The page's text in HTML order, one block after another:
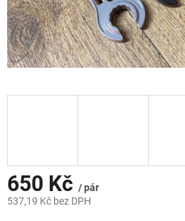
650 Kč / pár
537,19 Kč bez DPH